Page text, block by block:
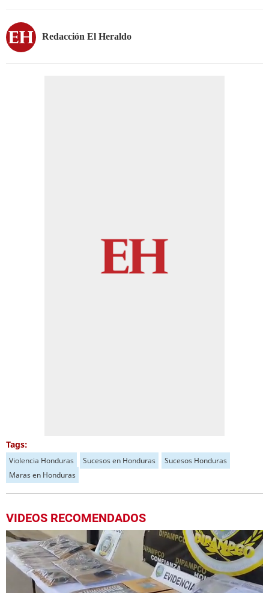
Redacción El Heraldo
Tags:
Violencia Honduras Sucesos en Honduras
Sucesos Honduras
Maras en Honduras
VIDEOS RECOMENDADOS